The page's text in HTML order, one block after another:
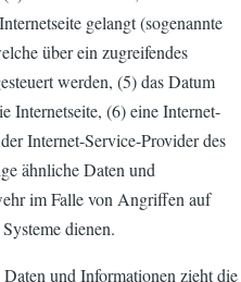
gelangt (sogenannte
über ein zugreifendes
werden, (5) das Datum
Internetseite, (6) eine Internet-
Internet-Service-Provider des
ähnliche Daten und
im Falle von Angriffen auf
dienen.
und Informationen zieht die